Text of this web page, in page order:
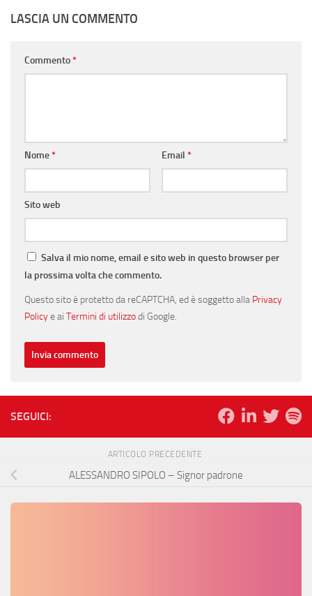
LASCIA UN COMMENTO
Commento*
Nome* Email *
Sito web
Salva il mio nome, email e sito web in questo browser per
la prossima volta che commento.
Questo sito è protetto da reCAPTCHA, ed è soggetto alla Privacy
Policye ai Termini di utilizzodi Google.
SEGUICI:
ARTICOLO PRECEDENTE
ALESSANDRO SIPOLO – Signor padrone